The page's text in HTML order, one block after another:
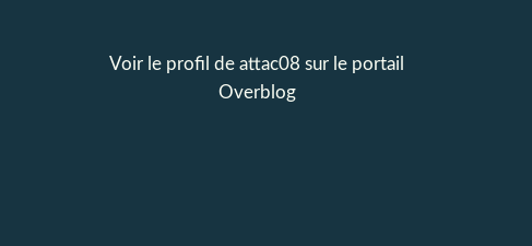
Voir le profil de attac08 sur le portail
Overblog